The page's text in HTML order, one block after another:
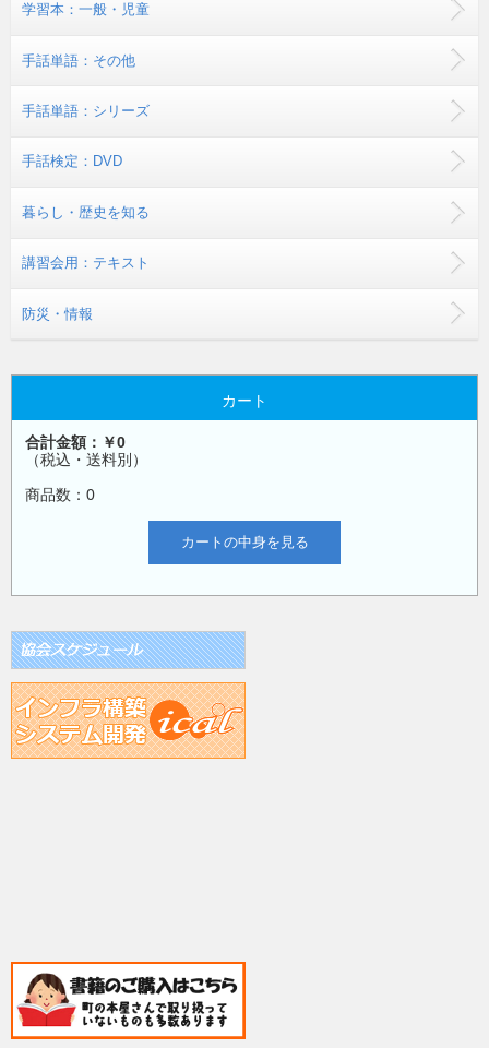
学習本：一般・児童
手話単語：その他
手話単語：シリーズ
手話検定：DVD
暮らし・歴史を知る
講習会用：テキスト
防災・情報
カート
合計金額：￥0
（税込・送料別）
商品数：0
カートの中身を見る